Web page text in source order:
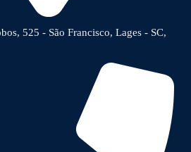
525 - São Francisco, Lages - SC,